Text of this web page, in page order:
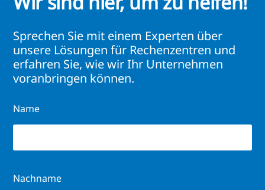
Sprechen Sie mit einem Experten über
unsere Lösungen für Rechenzentren und
erfahren Sie, wie wir Ihr Unternehmen
voranbringen können.
Name
Nachname